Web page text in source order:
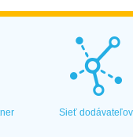
Sieť dodávateľov